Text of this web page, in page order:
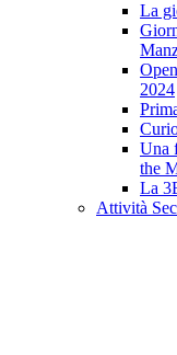
La
2024
Una
the
La
Attività